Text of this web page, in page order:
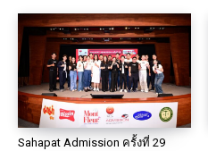
Sahapat Admission ครั้งที่ 29